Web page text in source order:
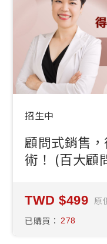
招生中
顧問式銷售
術！ (百大顧
499 原
已購買： 278